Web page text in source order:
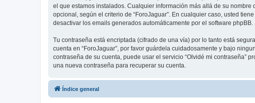
el que estamos instalados. Cualquier información más allá de su
opcional, según el criterio de “ForoJaguar”. En cualquier caso, usted
desactivar los emails generados automáticamente por el software phpBB.
Tu contraseña está encriptada (cifrado de una vía) por lo tanto está
cuenta en “ForoJaguar”, por favor guárdela cuidadosamente y bajo
contraseña de su cuenta, puede usar el servicio “Olvidé mi contraseña”
una nueva contraseña para recuperar su cuenta.
Índice general